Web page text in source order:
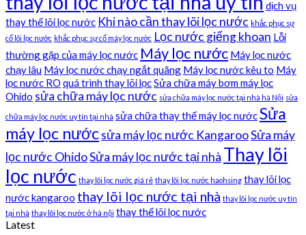
dịch vụ
thay thế lõi lọc nước Khi nào cần thay lõi lọc nước khắc phục sự
cố lõi lọc nước khắc phục sự cố máy lọc nước Lọc nước giếng khoan Lỗi
thường gặp của máy lọc nước Máy lọc nước Máy lọc nước
chạy lâu Máy lọc nước chạy ngắt quãng Máy lọc nước kêu to Máy
lọc nước RO quá trình thay lõi lọcSửa chữa máy bơm máy lọc
Ohido sửa chữa máy lọc nước sửa chữa máy lọc nước tại nhà hà Nội sửa
chữa máy lọc nước uy tín tại nhà sửa chữa thay thế máy lọc nướcSửa
máy lọc nướcsửa máy lọc nước KangarooSửa máy
lọc nước OhidoSửa máy lọc nước tại nhà Thay lõi
lọc nước thay lõi lọc nước giá rẻ thay lõi lọc nước haohsing thay lõi lọc
nước kangaroo thay lõi lọc nước tại nhà thay lõi lọc nước uy tín
tại nhà thay lõi lọc nước ở hà nội thay thế lõi lọc nước
Latest